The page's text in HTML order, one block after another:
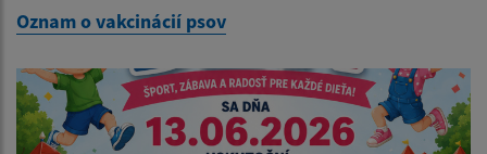
Oznam o vakcinácií psov